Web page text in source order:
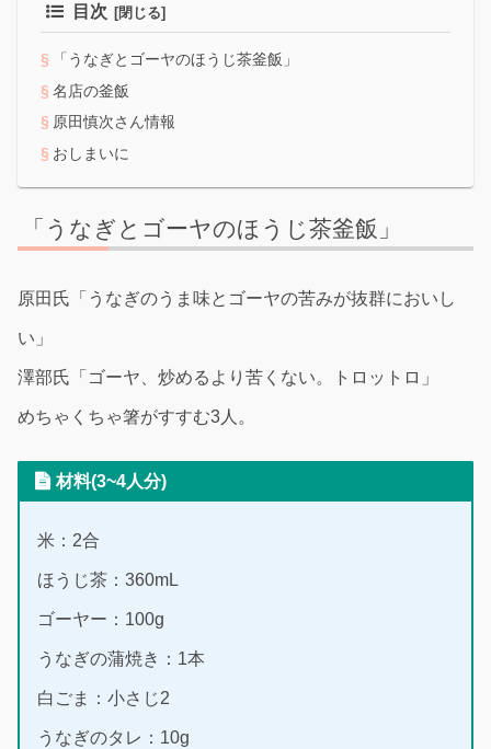
目次
「うなぎとゴーヤのほうじ茶釜飯」
名店の釜飯
原田慎次さん情報
おしまいに
「うなぎとゴーヤのほうじ茶釜飯」
原田氏「うなぎのうま味とゴーヤの苦みが抜群においし
い」
澤部氏「ゴーヤ、炒めるより苦くない。トロットロ」
めちゃくちゃ箸がすすむ3人。
材料(3~4人分)
米：2合
ほうじ茶：360mL
ゴーヤー：100g
うなぎの蒲焼き：1本
白ごま：小さじ2
うなぎのタレ：10g